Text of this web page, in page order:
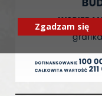
Zgadzam się